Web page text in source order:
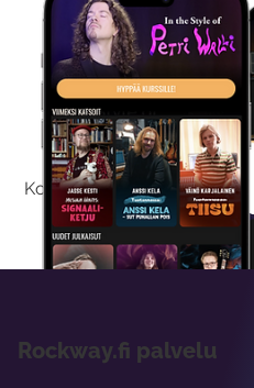
Kokeile
Kokeilemalla ilmaiseksi
viikon
Rockway.fi palvelu